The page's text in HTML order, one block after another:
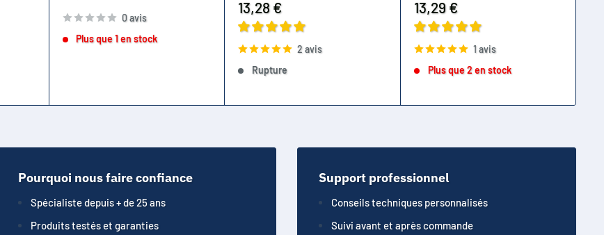
0 avis
Plus que 1 en stock
Prix
réduit
13,28 €
2 avis
Rupture
Prix
réduit
13,29 €
1 avis
Plus que 2 en stock
Pourquoi nous faire confiance
Spécialiste depuis + de 25 ans
Produits testés et garanties
Support professionnel
Conseils techniques personnalisés
Suivi avant et après commande